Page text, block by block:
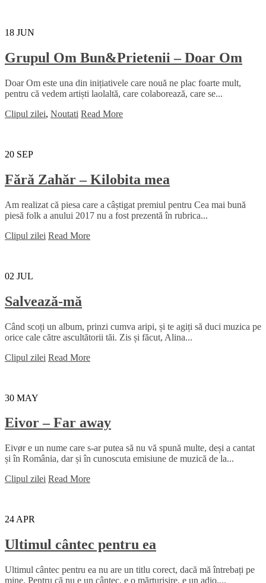
18 JUN
Grupul Om Bun&Prietenii – Doar Om
Doar Om este una din inițiativele care nouă ne plac foarte mult,
pentru că vedem artiști laolaltă, care colaborează, care se...
Clipul zilei, Noutati Read More
20 SEP
Fără Zahăr – Kilobita mea
Am realizat că piesa care a câștigat premiul pentru Cea mai bună
piesă folk a anului 2017 nu a fost prezentă în rubrica...
Clipul zilei Read More
02 JUL
Salvează-mă
Când scoți un album, prinzi cumva aripi, și te agiți să duci muzica pe
orice cale către ascultătorii tăi. Zis și făcut, Alina...
Clipul zilei Read More
30 MAY
Eivor – Far away
Eivør e un nume care s-ar putea să nu vă spună multe, deși a cantat
și în România, dar și în cunoscuta emisiune de muzică de la...
Clipul zilei Read More
24 APR
Ultimul cântec pentru ea
Ultimul cântec pentru ea nu are un titlu corect, dacă mă întrebați pe
mine. Pentru că nu e un cântec, e o mărturisire, e un adio,...